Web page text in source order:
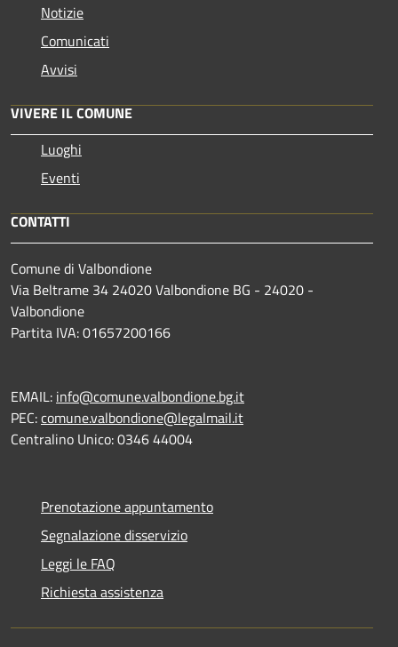
Notizie
Comunicati
Avvisi
VIVERE IL COMUNE
Luoghi
Eventi
CONTATTI
Comune di Valbondione
Via Beltrame 34 24020 Valbondione BG - 24020 -
Valbondione
Partita IVA: 01657200166
EMAIL: info@comune.valbondione.bg.it
PEC:comune.valbondione@legalmail.it
Centralino Unico: 0346 44004
Prenotazione appuntamento
Segnalazione disservizio
Leggi le FAQ
Richiesta assistenza